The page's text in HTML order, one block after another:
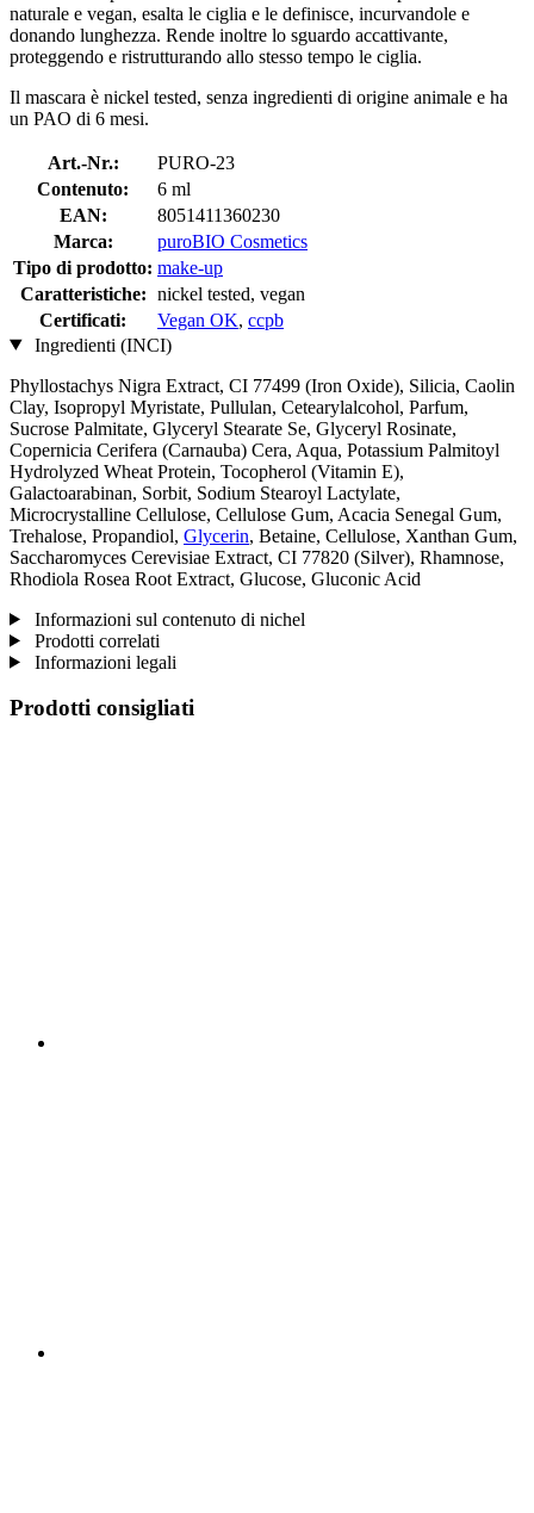
naturale e vegan, esalta le ciglia e le definisce, incurvandole e
donando lunghezza. Rende inoltre lo sguardo accattivante,
proteggendo e ristrutturando allo stesso tempo le ciglia.
Il mascara è nickel tested, senza ingredienti di origine animale e ha
un PAO di 6 mesi.
Art.-Nr.:
PURO-23
Contenuto:
6 ml
EAN:
8051411360230
Marca:
puroBIO Cosmetics
Tipo di prodotto: make-up
Caratteristiche: nickel tested, vegan
Certificati:
Vegan OK, ccpb
Ingredienti (INCI)
Phyllostachys Nigra Extract, CI 77499 (Iron Oxide), Silicia, Caolin
Clay, Isopropyl Myristate, Pullulan, Cetearylalcohol, Parfum,
Sucrose Palmitate, Glyceryl Stearate Se, Glyceryl Rosinate,
Copernicia Cerifera (Carnauba) Cera, Aqua, Potassium Palmitoyl
Hydrolyzed Wheat Protein, Tocopherol (Vitamin E),
Galactoarabinan, Sorbit, Sodium Stearoyl Lactylate,
Microcrystalline Cellulose, Cellulose Gum, Acacia Senegal Gum,
Trehalose, Propandiol, Glycerin, Betaine, Cellulose, Xanthan Gum,
Saccharomyces Cerevisiae Extract, CI 77820 (Silver), Rhamnose,
Rhodiola Rosea Root Extract, Glucose, Gluconic Acid
Informazioni sul contenuto di nichel
Prodotti correlati
Informazioni legali
Prodotti consigliati